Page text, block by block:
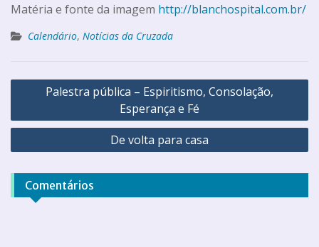
Matéria e fonte da imagem http://blanchospital.com.br/
Calendário, Notícias da Cruzada
Palestra pública – Espiritismo, Consolação,
Esperança e Fé
De volta para casa
Comentários